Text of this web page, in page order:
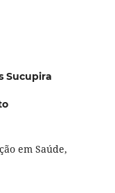
Sucupira
em Saúde,